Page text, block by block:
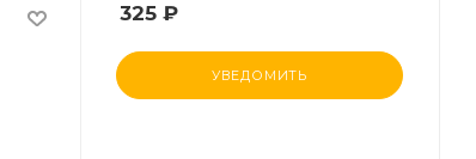
325 ₽
УВЕДОМИТЬ